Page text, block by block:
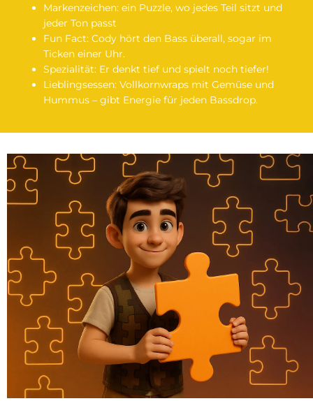
Markenzeichen: ein Puzzle, wo jedes Teil sitzt und
jeder Ton passt
Fun Fact: Cody hört den Bass überall, sogar im
Ticken einer Uhr.
Spezialität: Er denkt tief und spielt noch tiefer!
Lieblingsessen: Vollkornwraps mit Gemüse und
Hummus – gibt Energie für jeden Bassdrop.